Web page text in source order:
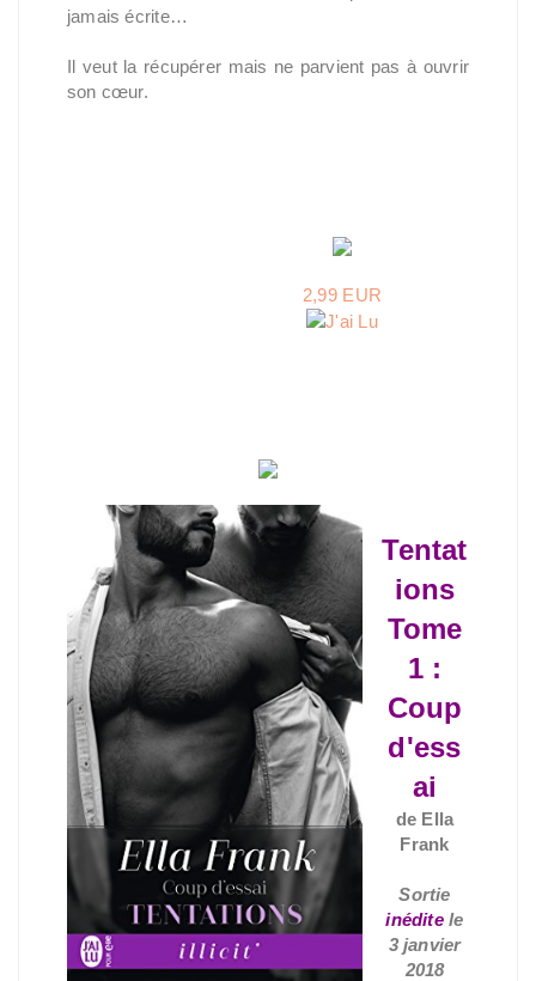
jamais écrite…
Il veut la récupérer mais ne parvient pas à ouvrir
son cœur.
2,99 EUR
Tentat
ions
Tome
1 :
Coup
d'ess
ai
de Ella
Frank
Sortie
inéditele
3 janvier
2018